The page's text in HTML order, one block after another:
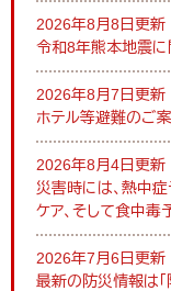
2026年8月8日更新
令和8年熊本地震に
2026年8月7日更新
ホテル等避難のご
2026年8月4日更新
災害時には、熱中症
ケア、そして食中毒
2026年7月6日更新
最新の防災情報は